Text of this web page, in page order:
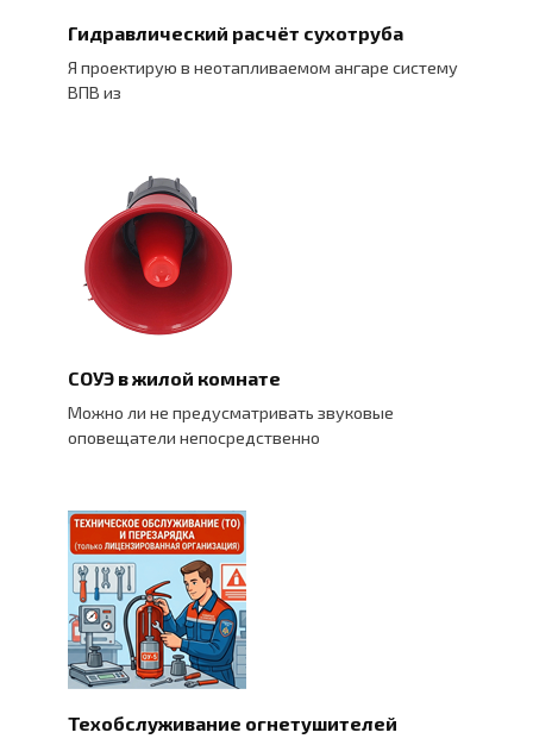
Гидравлический расчёт сухотруба
Я проектирую в неотапливаемом ангаре систему
ВПВ из
СОУЭ в жилой комнате
Можно ли не предусматривать звуковые
оповещатели непосредственно
Техобслуживание огнетушителей